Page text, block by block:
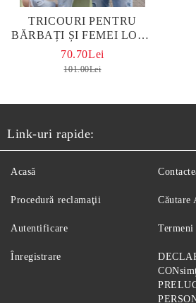
TRICOURI PENTRU
BĂRBAȚI ȘI FEMEI LOVE
BLACK
70.70Lei
101.00Lei
Link-uri rapide:
Acasă
Procedură reclamaţii
Autentificare
Înregistrare
Căutare